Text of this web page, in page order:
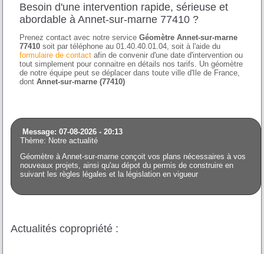
Besoin d'une intervention rapide, sérieuse et
abordable à Annet-sur-marne 77410 ?
Prenez contact avec notre serviceGéomètre Annet-sur-marne
77410 soit par téléphone au 01.40.40.01.04, soit à l'aide du
formulaire de contact afin de convenir d'une date d'intervention ou
tout simplement pour connaitre en détails nos tarifs. Un géomètre
de notre équipe peut se déplacer dans toute ville d'Ile de France,
dontAnnet-sur-marne (77410)
Message: 07-08-2026 - 20:13
Thème: Notre actualité
Géomètre à Annet-sur-marne conçoit vos plans nécessaires à vos
nouveaux projets, ainsi qu'au dépot du permis de construire en
suivant les règles légales et la législation en vigueur
Actualités copropriété :